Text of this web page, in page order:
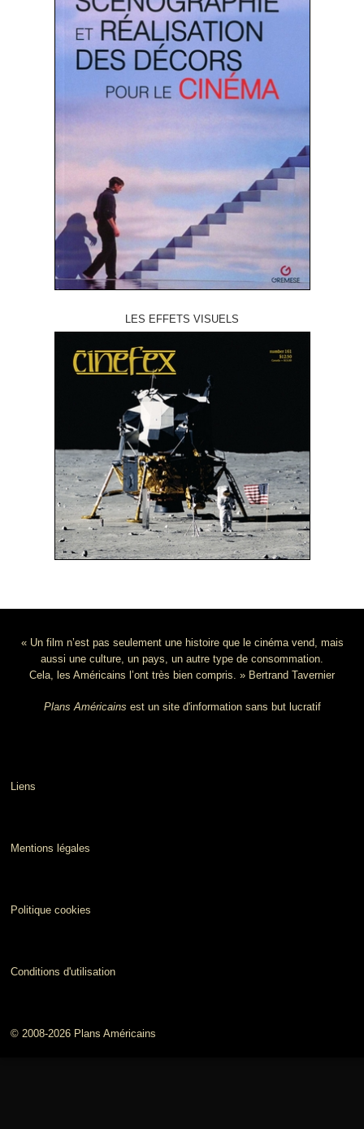
LES EFFETS VISUELS
« Un film n’est pas seulement une histoire que le cinéma vend, mais
aussi une culture, un pays, un autre type de consommation.
Cela, les Américains l’ont très bien compris. » Bertrand Tavernier
Plans Américains est un site d'information sans but lucratif
Liens
Mentions légales
Politique cookies
Conditions d'utilisation
© 2008-2026 Plans Américains